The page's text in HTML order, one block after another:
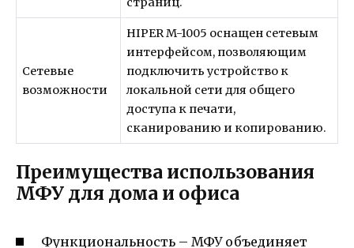
Сетевые
возможности
HIPER M-1005 оснащен сетевым
интерфейсом, позволяющим
подключить устройство к
локальной сети для общего
доступа к печати,
сканированию и копированию.
Преимущества использования
МФУ для дома и офиса
Функциональность – МФУ объединяет